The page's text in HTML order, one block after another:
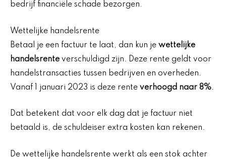
bedrijf financiële schade bezorgen.
Wettelijke handelsrente
Betaal je een factuur te laat, dan kun je wettelijke
handelsrente verschuldigd zijn. Deze rente geldt voor
handelstransacties tussen bedrijven en overheden.
Vanaf 1 januari 2023 is deze rente verhoogd naar 8%.
Dat betekent dat voor elk dag dat je factuur niet
betaald is, de schuldeiser extra kosten kan rekenen.
De wettelijke handelsrente werkt als een stok achter